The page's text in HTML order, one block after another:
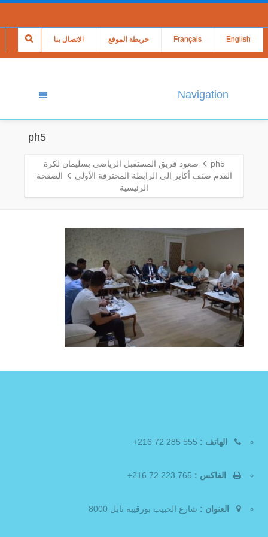
الاتصال بنا خريطة الموقع Français English
Navigation
ph5
ph5
صعود فريق المستقبل الرياضي بسليمان لكرة
القدم صنف أكابر الى الرابطة المحترفة الأولى
الصفحة
الرئيسية
الهاتف :
الفاكس :
العنوان : شارع الحبيب بورقيبة نابل 8000